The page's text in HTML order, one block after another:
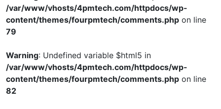
/var/www/vhosts/4pmtech.com/httpdocs/wp-
content/themes/fourpmtech/comments.php on line
79
Warning: Undefined variable $html5 in
/var/www/vhosts/4pmtech.com/httpdocs/wp-
content/themes/fourpmtech/comments.php on line
82